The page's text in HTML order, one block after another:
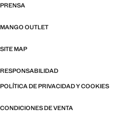
PRENSA
MANGO OUTLET
SITE MAP
RESPONSABILIDAD
POLÍTICA DE PRIVACIDAD Y COOKIES
CONDICIONES DE VENTA